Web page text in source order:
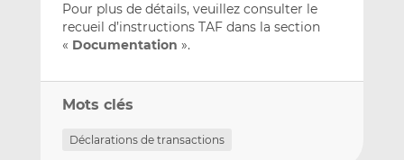
Pour plus de détails, veuillez consulter le
recueil d’instructions TAF dans la section
« Documentation ».
Mots clés
Déclarations de transactions